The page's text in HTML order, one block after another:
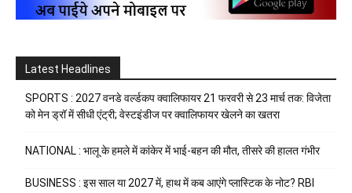
Latest Headlines
SPORTS : 2027 वनडे वर्ल्डकप क्वालिफायर 21 फरवरी से 23 मार्च तक: विजेता
को मेन ड्रॉ में सीधी एंट्री; वेस्टइंडीज पर क्वालिफायर खेलने का खतरा
NATIONAL : भालू के हमले में कांकेर में भाई-बहन की मौत, तीसरे की हालत गंभीर
BUSINESS : इस साल या 2027 में, हाथ में कब आएंगे प्लास्टिक के नोट? RBI